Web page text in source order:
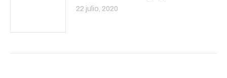
22 julio, 2020